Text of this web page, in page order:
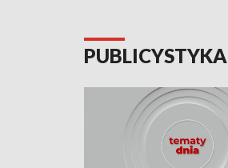
PUBLICYSTYKA